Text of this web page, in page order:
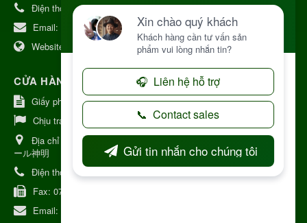
Điện thoại:+84 906968923
Email:
kinhdoanh@nhattruongkontum.com
Website:
https://www.nhattruongkontum.com
CỬA HÀNG GIỚI THIỆU TẠI NHẬT BẢN
Giấy phép số: 080-9475-1379
Chịu trách nhiệm:
MR THƯƠNG
Địa chỉ Nhật Bản:
日本 愛知県刈谷市神明町6丁目308番地 ファミ
ール神明
Điện thoại:080-9475-1379
Fax: 070-9178-7979
Email: